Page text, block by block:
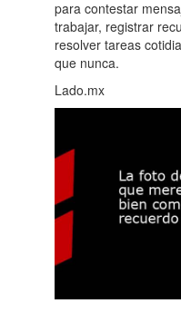
para contestar
trabajar, registrar
resolver tareas
que nunca.
Lado.mx